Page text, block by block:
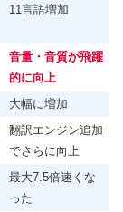
11言語増加
音量・音質が飛躍
的に向上
大幅に増加
翻訳エンジン追加
でさらに向上
最大7.5倍速くな
った